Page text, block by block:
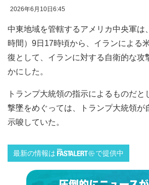
2026年6月10日6:45
中東地域を管轄するアメリカ中央軍は
時間）9日17時頃から、イランによる
復として、イランに対する自衛的な攻
かにした。
トランプ大統領の指示によるものだと
撃墜をめぐっては、トランプ大統領が
示唆していた。
最新の情報は で提供中